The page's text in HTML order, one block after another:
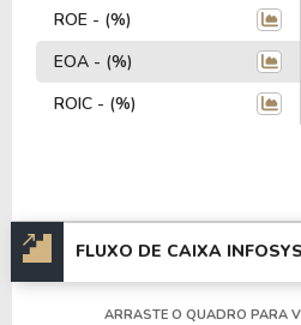
ROE - (%)
EOA - (%)
ROIC - (%)
FLUXO DE CAIXA INFOSYS
ARRASTE O QUADRO PARA